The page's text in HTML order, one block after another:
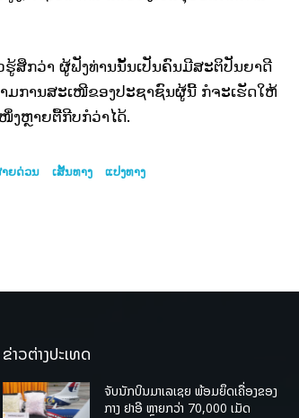
ສຶກວ່າ ຜູ້ຟັງທ່ານນັ້ນເປັນຄົນມີສະຕິປັນຍາດີ
ມການສະເໜີຂອງປະຊາຊົນຜູ້ນີ້ ກໍຈະເຮັດໃຫ້
ງຫຼາຍຕື້ກີບກໍວ່າໄດ້.
ຍດ່ວນ ເສັ້ນທາງ ແປງທາງ
ຂ່າວຕ່າງປະເທດ
ຈັບນັກບິນມາເລເຊຍ ພ້ອມຍຶດເຄື່ອງຂອງ
ກາງ ຢາອີ ຫຼາຍກວ່າ 70,000 ເມັດ